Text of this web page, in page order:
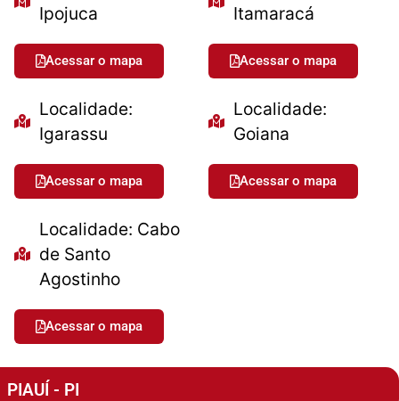
Ipojuca
Acessar o mapa
Itamaracá
Acessar o mapa
Localidade:
Igarassu
Acessar o mapa
Localidade:
Goiana
Acessar o mapa
Localidade: Cabo
de Santo
Agostinho
Acessar o mapa
PIAUÍ - PI